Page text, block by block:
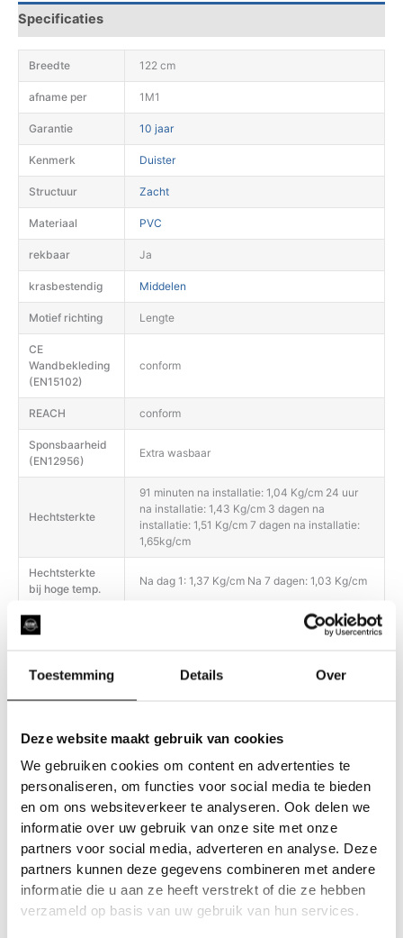
Toestemming Details Over
Deze website maakt gebruik van cookies
We gebruiken cookies om content en advertenties te
personaliseren, om functies voor social media te bieden
en om ons websiteverkeer te analyseren. Ook delen we
informatie over uw gebruik van onze site met onze
partners voor social media, adverteren en analyse. Deze
partners kunnen deze gegevens combineren met andere
informatie die u aan ze heeft verstrekt of die ze hebben
verzameld op basis van uw gebruik van hun services.
Specificaties
Breedte 122 cm
afname per 1M1
Garantie 10 jaar
Kenmerk Duister
Structuur Zacht
Materiaal PVC
rekbaar Ja
krasbestendig Middelen
Motief richting Lengte
CE
Wandbekleding
(EN15102)
conform
REACH conform
Sponsbaarheid
(EN12956)
Extra wasbaar
Hechtsterkte
91 minuten na installatie: 1,04 Kg/cm 24 uur
na installatie: 1,43 Kg/cm 3 dagen na
installatie: 1,51 Kg/cm 7 dagen na installatie:
1,65kg/cm
Hechtsterkte
bij hoge temp.
Na dag 1: 1,37 Kg/cm Na 7 dagen: 1,03 Kg/cm
Het product biedt een uitstekende weerstand
tegen water, vuil, schuren, UV-stralen en
delamineren).
Onderhoud
gebruik geen producten met een te zure of te
basische pH. Heet water (niet koken) kan
helpen om hardnekkige vlekken te
Gerelateerde producten